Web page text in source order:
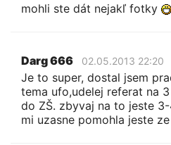
mohli ste dát nejakľ fotky
Darg 666 02.05.2013 22:20
Je to super, dostal jsem
tema ufo,udelej referat na
do ZŠ. zbyvaj na to jeste
mi uzasne pomohla jeste